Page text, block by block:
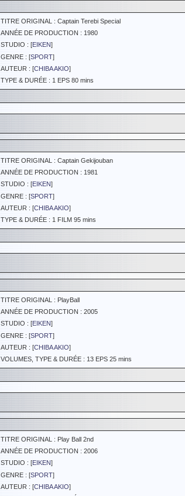
TITRE ORIGINAL : Captain Terebi Special
ANNÉE DE PRODUCTION : 1980
STUDIO : [EIKEN]
GENRE : [SPORT]
AUTEUR : [CHIBA AKIO]
TYPE & DURÉE : 1 EPS 80 mins
TITRE ORIGINAL : Captain Gekijouban
ANNÉE DE PRODUCTION : 1981
STUDIO : [EIKEN]
GENRE : [SPORT]
AUTEUR : [CHIBA AKIO]
TYPE & DURÉE : 1 FILM 95 mins
TITRE ORIGINAL : PlayBall
ANNÉE DE PRODUCTION : 2005
STUDIO : [EIKEN]
GENRE : [SPORT]
AUTEUR : [CHIBA AKIO]
VOLUMES, TYPE & DURÉE : 13 EPS 25 mins
TITRE ORIGINAL : Play Ball 2nd
ANNÉE DE PRODUCTION : 2006
STUDIO : [EIKEN]
GENRE : [SPORT]
AUTEUR : [CHIBA AKIO]